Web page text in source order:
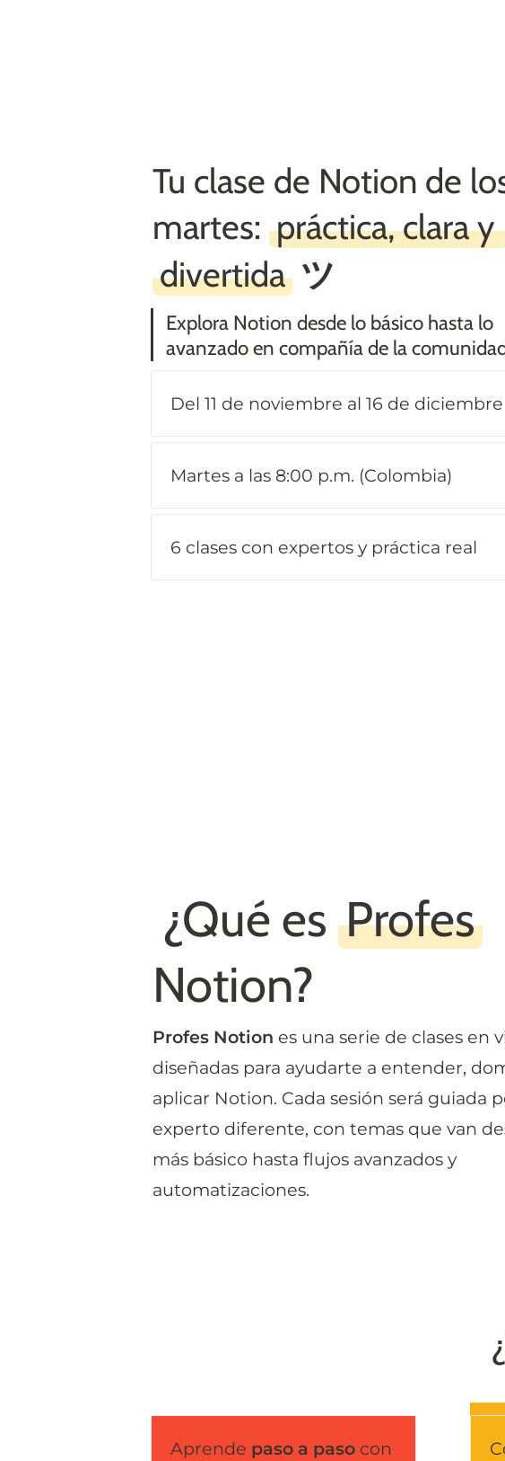
Tu clase de Notion de
martes: práctica, clara y
divertida ツ
Explora Notion desde lo básico hasta lo
avanzado en compañía de la
Del 11 de noviembre al 16 de diciembre
Martes a las 8:00 p.m. (Colombia)
6 clases con expertos y práctica real
¿Qué es Profes
Notion?
Profes Notion es una serie de clases en
diseñadas para ayudarte a entender,
aplicar Notion. Cada sesión será guiada
experto diferente, con temas que van
más básico hasta flujos avanzados y
automatizaciones.
Aprende paso a paso con